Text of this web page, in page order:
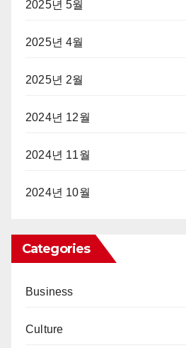
2025년 5월
2025년 4월
2025년 2월
2024년 12월
2024년 11월
2024년 10월
Categories
Business
Culture